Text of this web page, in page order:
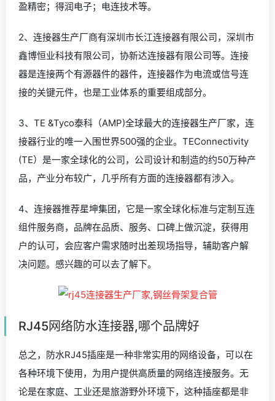
盈精密；得润电子；电连技术等。
2、连接器生产厂商有深圳市长江连接器有限公司，深圳市
鑫博恒业科技有限公司，协新达连接器有限公司等。连接
器是连接两个有源器件的器件，连接器作为电流或信号连
接的关键元件，也是工业体系的重要组成部分。
3、TE &Tyco泰科（AMP)全球最大的连接器生产厂家，连
接器行业的唯一入围世界500强的企业。TEConnectivity
(TE）是一家全球化的公司，公司设计和制造的约50万种产
品，产业分布较广，几乎所有方面的连接器都有涉入。
4、连接器推荐星坤集团，它是一家全球化标准与定制互连
组件服务商，品牌在品质、服务、口碑上做沉淀，获得用
户的认可，会应客户需求随时出差现场指导，辅助客户解
决问题。感兴趣的可以去了解下。
RJ45网络防水连接器,哪个品牌好
总之，防水RJ45插座是一种非常实用的网络设备，可以在
各种环境下使用，为用户提供高质量的网络连接服务。无
论是在家庭、工业还是旅游野外环境下，这种插座都是非